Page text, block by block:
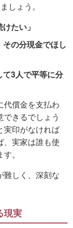
しょう。
たい」
の分現金でほし
3人で平等に分
代償金を支払わ
きるでしょう
実印がなければ
、実家は誰も使
。
難しく、深刻な
現実